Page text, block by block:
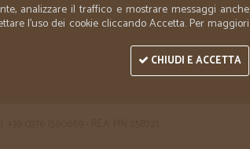
analizzare il traffico e mostrare messaggi anche
l'uso dei cookie cliccando Accetta. Per maggiori
CHIUDI E ACCETTA